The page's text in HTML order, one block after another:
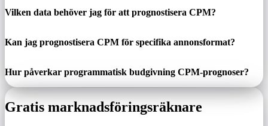
Vilken data behöver jag för att prognostisera CPM?
Kan jag prognostisera CPM för specifika annonsformat?
Hur påverkar programmatisk budgivning CPM-prognoser?
Gratis marknadsföringsräknare